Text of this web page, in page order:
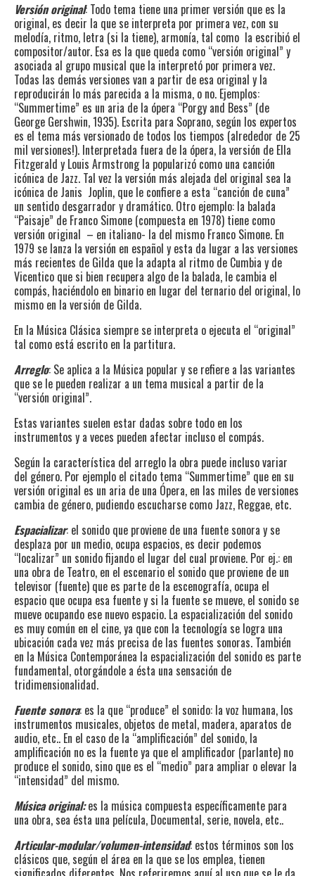
Versión original: Todo tema tiene una primer versión que es la
original, es decir la que se interpreta por primera vez, con su
melodía, ritmo, letra (si la tiene), armonía, tal como la escribió el
compositor/autor. Esa es la que queda como “versión original” y
asociada al grupo musical que la interpretó por primera vez.
Todas las demás versiones van a partir de esa original y la
reproducirán lo más parecida a la misma, o no. Ejemplos:
“Summertime” es un aria de la ópera “Porgy and Bess” (de
George Gershwin, 1935). Escrita para Soprano, según los expertos
es el tema más versionado de todos los tiempos (alrededor de 25
mil versiones!). Interpretada fuera de la ópera, la versión de Ella
Fitzgerald y Louis Armstrong la popularizó como una canción
icónica de Jazz. Tal vez la versión más alejada del original sea la
icónica de Janis Joplin, que le confiere a esta “canción de cuna”
un sentido desgarrador y dramático. Otro ejemplo: la balada
“Paisaje” de Franco Simone (compuesta en 1978) tiene como
versión original – en italiano- la del mismo Franco Simone. En
1979 se lanza la versión en español y esta da lugar a las versiones
más recientes de Gilda que la adapta al ritmo de Cumbia y de
Vicentico que si bien recupera algo de la balada, le cambia el
compás, haciéndolo en binario en lugar del ternario del original, lo
mismo en la versión de Gilda.
En la Música Clásica siempre se interpreta o ejecuta el “original”
tal como está escrito en la partitura.
Arreglo: Se aplica a la Música popular y se refiere a las variantes
que se le pueden realizar a un tema musical a partir de la
“versión original”.
Estas variantes suelen estar dadas sobre todo en los
instrumentos y a veces pueden afectar incluso el compás.
Según la característica del arreglo la obra puede incluso variar
del género. Por ejemplo el citado tema “Summertime” que en su
versión original es un aria de una Ópera, en las miles de versiones
cambia de género, pudiendo escucharse como Jazz, Reggae, etc.
Espacializar: el sonido que proviene de una fuente sonora y se
desplaza por un medio, ocupa espacios, es decir podemos
“localizar” un sonido fijando el lugar del cual proviene. Por ej.: en
una obra de Teatro, en el escenario el sonido que proviene de un
televisor (fuente) que es parte de la escenografía, ocupa el
espacio que ocupa esa fuente y si la fuente se mueve, el sonido se
mueve ocupando ese nuevo espacio. La espacialización del sonido
es muy común en el cine, ya que con la tecnología se logra una
ubicación cada vez más precisa de las fuentes sonoras. También
en la Música Contemporánea la espacialización del sonido es parte
fundamental, otorgándole a ésta una sensación de
tridimensionalidad.
Fuente sonora: es la que “produce” el sonido: la voz humana, los
instrumentos musicales, objetos de metal, madera, aparatos de
audio, etc.. En el caso de la “amplificación” del sonido, la
amplificación no es la fuente ya que el amplificador (parlante) no
produce el sonido, sino que es el “medio” para ampliar o elevar la
“intensidad” del mismo.
Música original:es la música compuesta específicamente para
una obra, sea ésta una película, Documental, serie, novela, etc..
Articular-modular/volumen-intensidad: estos términos son los
clásicos que, según el área en la que se los emplea, tienen